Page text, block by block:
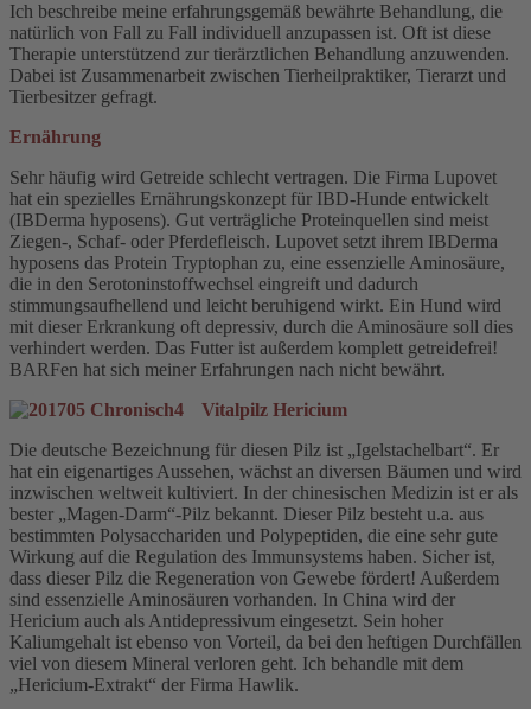
Ich beschreibe meine erfahrungsgemäß bewährte Behandlung, die
natürlich von Fall zu Fall individuell anzupassen ist. Oft ist diese
Therapie unterstützend zur tierärztlichen Behandlung anzuwenden.
Dabei ist Zusammenarbeit zwischen Tierheilpraktiker, Tierarzt und
Tierbesitzer gefragt.
Ernährung
Sehr häufig wird Getreide schlecht vertragen. Die Firma Lupovet
hat ein spezielles Ernährungskonzept für IBD-Hunde entwickelt
(IBDerma hyposens). Gut verträgliche Proteinquellen sind meist
Ziegen-, Schaf- oder Pferdefleisch. Lupovet setzt ihrem IBDerma
hyposens das Protein Tryptophan zu, eine essenzielle Aminosäure,
die in den Serotoninstoffwechsel eingreift und dadurch
stimmungsaufhellend und leicht beruhigend wirkt. Ein Hund wird
mit dieser Erkrankung oft depressiv, durch die Aminosäure soll dies
verhindert werden. Das Futter ist außerdem komplett getreidefrei!
BARFen hat sich meiner Erfahrungen nach nicht bewährt.
Vitalpilz Hericium
Die deutsche Bezeichnung für diesen Pilz ist „Igelstachelbart“. Er
hat ein eigenartiges Aussehen, wächst an diversen Bäumen und wird
inzwischen weltweit kultiviert. In der chinesischen Medizin ist er als
bester „Magen-Darm“-Pilz bekannt. Dieser Pilz besteht u.a. aus
bestimmten Polysacchariden und Polypeptiden, die eine sehr gute
Wirkung auf die Regulation des Immunsystems haben. Sicher ist,
dass dieser Pilz die Regeneration von Gewebe fördert! Außerdem
sind essenzielle Aminosäuren vorhanden. In China wird der
Hericium auch als Antidepressivum eingesetzt. Sein hoher
Kaliumgehalt ist ebenso von Vorteil, da bei den heftigen Durchfällen
viel von diesem Mineral verloren geht. Ich behandle mit dem
„Hericium-Extrakt“ der Firma Hawlik.